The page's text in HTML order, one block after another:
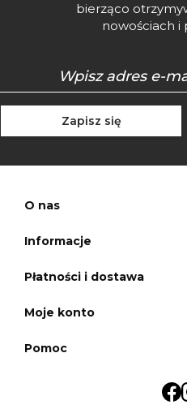
bierząco
nowościach i
Zapisz się
O nas
Informacje
Płatności i dostawa
Moje konto
Pomoc